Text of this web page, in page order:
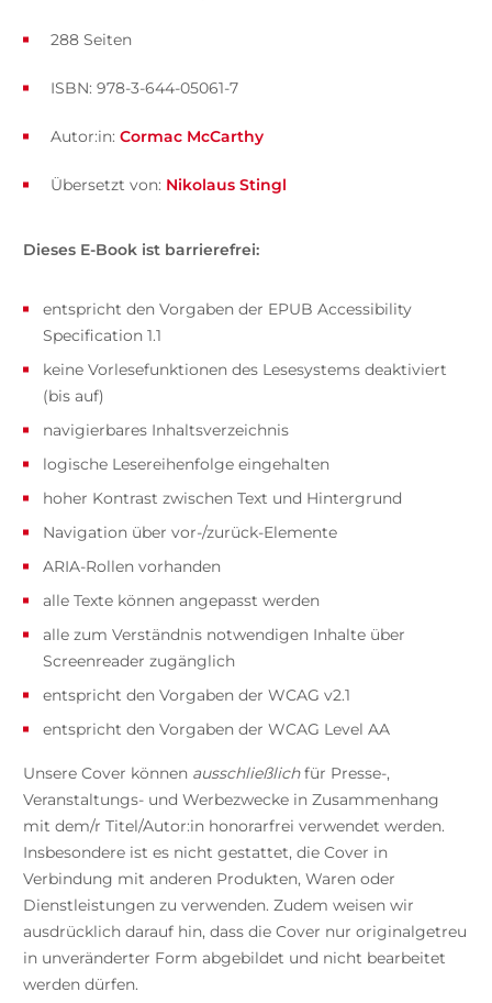
Übersetzt von: Nikolaus Stingl
ISBN: 978-3-644-05061-7
288 Seiten
Autor:in: Cormac McCarthy
Dieses E-Book ist barrierefrei:
entspricht den Vorgaben der EPUB Accessibility
Specification 1.1
keine Vorlesefunktionen des Lesesystems deaktiviert
(bis auf)
navigierbares Inhaltsverzeichnis
logische Lesereihenfolge eingehalten
hoher Kontrast zwischen Text und Hintergrund
Navigation über vor-/zurück-Elemente
ARIA-Rollen vorhanden
alle Texte können angepasst werden
alle zum Verständnis notwendigen Inhalte über
Screenreader zugänglich
entspricht den Vorgaben der WCAG v2.1
entspricht den Vorgaben der WCAG Level AA
Unsere Cover können ausschließlichfür Presse-,
Veranstaltungs- und Werbezwecke in Zusammenhang
mit dem/r Titel/Autor:in honorarfrei verwendet werden.
Insbesondere ist es nicht gestattet, die Cover in
Verbindung mit anderen Produkten, Waren oder
Dienstleistungen zu verwenden. Zudem weisen wir
ausdrücklich darauf hin, dass die Cover nur originalgetreu
in unveränderter Form abgebildet und nicht bearbeitet
werden dürfen.